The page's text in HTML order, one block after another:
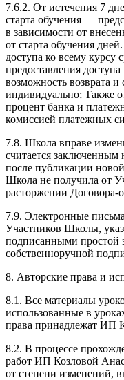
7.6.2. От истечения 7
старта обучения —
в зависимости от
от старта обучения
доступа ко всему курсу
предоставления
возможность возврата и
индивидуально; Также
процент банка и
комиссией платежных
7.8. Школа вправе
считается заключенным
после публикации
Школа не получила от
расторжении Договора-
7.9. Электронные
Участников Школы,
подписанными простой
собственноручной
8. Авторские права и
8.1. Все материалы
использованные в
права принадлежат ИП
8.2. В процессе
работ ИП Козловой
от степени изменений,